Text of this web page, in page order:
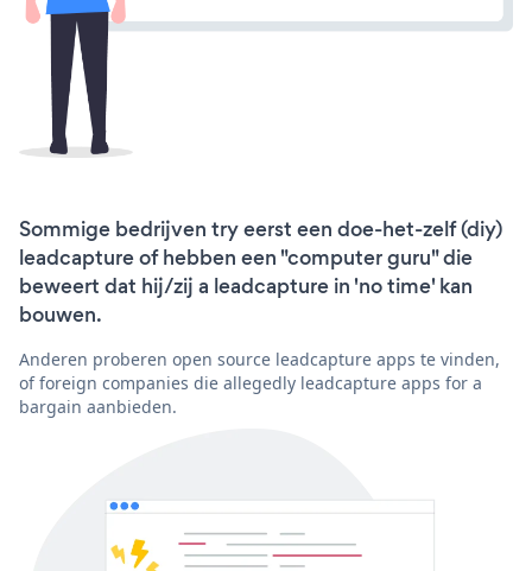
Sommige bedrijven try eerst een doe-het-zelf (diy)
leadcapture of hebben een "computer guru" die
beweert dat hij/zij a leadcapture in 'no time' kan
bouwen.
Anderen proberen open source leadcapture apps te vinden,
of foreign companies die allegedly leadcapture apps for a
bargain aanbieden.